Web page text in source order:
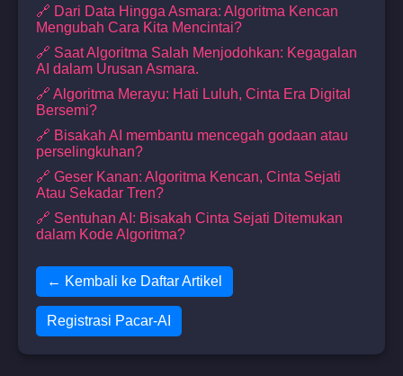
🔗 Dari Data Hingga Asmara: Algoritma Kencan
Mengubah Cara Kita Mencintai?
🔗 Saat Algoritma Salah Menjodohkan: Kegagalan
AI dalam Urusan Asmara.
🔗 Algoritma Merayu: Hati Luluh, Cinta Era Digital
Bersemi?
🔗 Bisakah AI membantu mencegah godaan atau
perselingkuhan?
🔗 Geser Kanan: Algoritma Kencan, Cinta Sejati
Atau Sekadar Tren?
🔗 Sentuhan AI: Bisakah Cinta Sejati Ditemukan
dalam Kode Algoritma?
← Kembali ke Daftar Artikel
Registrasi Pacar-AI